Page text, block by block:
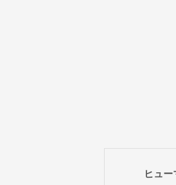
ヒュ